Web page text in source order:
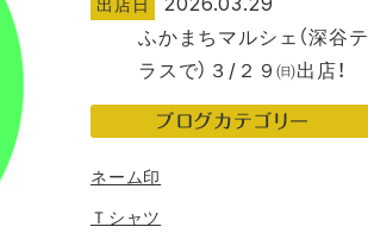
出店日
ふかまちマルシェ（深谷テ
ラスで）３/２９㈰出店！
ブログカテゴリー
ネーム印
Ｔシャツ